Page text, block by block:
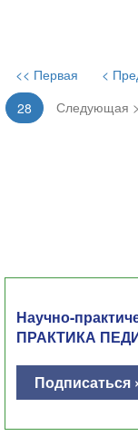
<< Первая <
28
Следующая >
Научно-
ПРАКТИКА
Подписаться